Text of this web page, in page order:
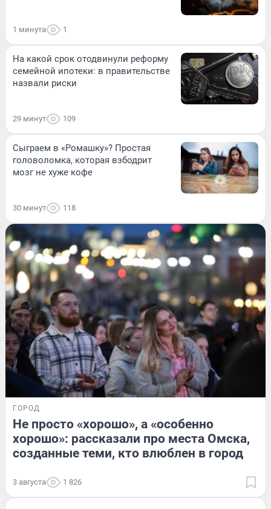
1 минута 1
На какой срок отодвинули реформу
семейной ипотеки: в правительстве
назвали риски
29 минут 109
Сыграем в «Ромашку»? Простая
головоломка, которая взбодрит
мозг не хуже кофе
30 минут 118
ГОРОД
Не просто «хорошо», а «особенно
хорошо»: рассказали про места Омска,
созданные теми, кто влюблен в город
3 августа 1 826